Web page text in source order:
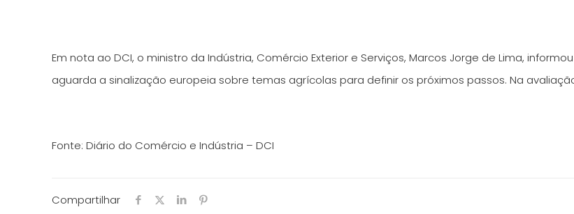
Em nota ao DCI, o ministro da Indústria, Comércio Exterior e Serviços, Marcos Jorge de Lima,
aguarda a sinalização europeia sobre temas agrícolas para definir os próximos passos. Na
Fonte: Diário do Comércio e Indústria – DCI
Compartilhar